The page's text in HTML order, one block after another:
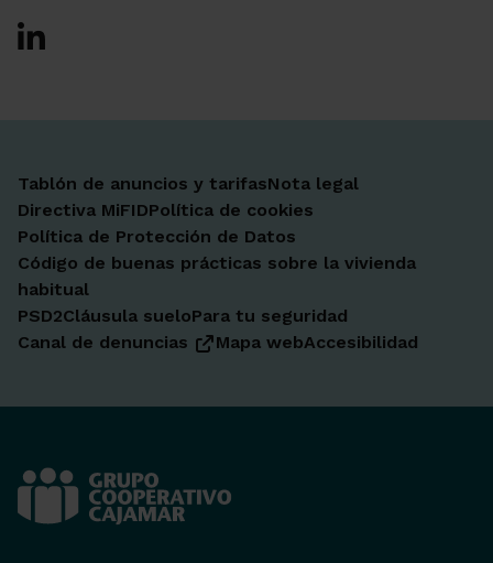
Ir a Facebook
Ir a X-twitter
Ir a Instagram
Ir a Linkedin
Ir a Youtube
Ir a Blogger
Ir a Vimeo
Tablón de anuncios y tarifasNota legal
Directiva MiFIDPolítica de cookies
Política de Protección de Datos
Código de buenas prácticas sobre la vivienda
habitual
PSD2Cláusula sueloPara tu seguridad
Canal de denuncias
Mapa webAccesibilidad